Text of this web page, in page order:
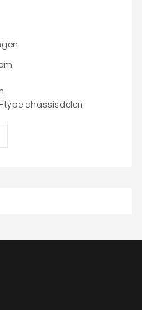
type chassisdelen